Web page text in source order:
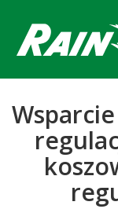
main
content